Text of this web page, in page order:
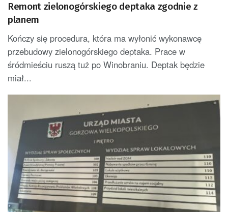
Remont zielonogórskiego deptaka zgodnie z
planem
Kończy się procedura, która ma wyłonić wykonawcę
przebudowy zielonogórskiego deptaka. Prace w
śródmieściu ruszą tuż po Winobraniu. Deptak będzie
miał...